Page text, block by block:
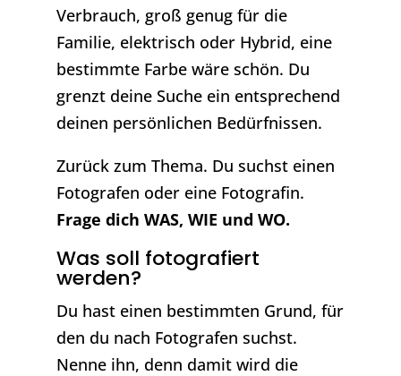
Verbrauch, groß genug für die
Familie, elektrisch oder Hybrid, eine
bestimmte Farbe wäre schön. Du
grenzt deine Suche ein entsprechend
deinen persönlichen Bedürfnissen.
Zurück zum Thema. Du suchst einen
Fotografen oder eine Fotografin.
Frage dich WAS, WIE und WO.
Was soll fotografiert
werden?
Du hast einen bestimmten Grund, für
den du nach Fotografen suchst.
Nenne ihn, denn damit wird die